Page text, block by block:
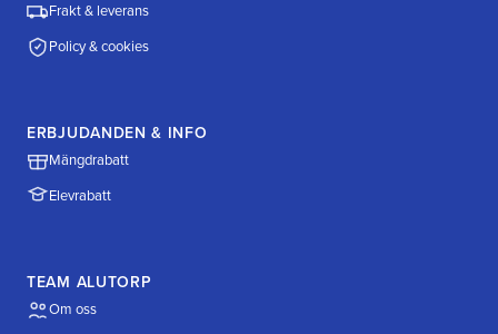
Frakt & leverans
Policy & cookies
ERBJUDANDEN & INFO
Mängdrabatt
Elevrabatt
TEAM ALUTORP
Om oss